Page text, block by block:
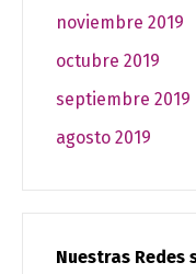
noviembre 2019
octubre 2019
septiembre 2019
agosto 2019
Nuestras Redes